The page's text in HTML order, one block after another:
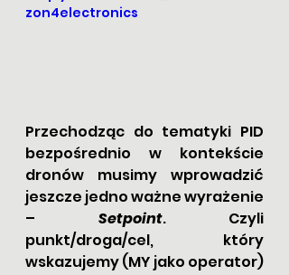
zon4electronics
Przechodząc do tematyki PID
bezpośrednio w kontekście
dronów musimy wprowadzić
jeszcze jedno ważne wyrażenie
– Setpoint. Czyli
punkt/droga/cel, który
wskazujemy (MY jako operator)